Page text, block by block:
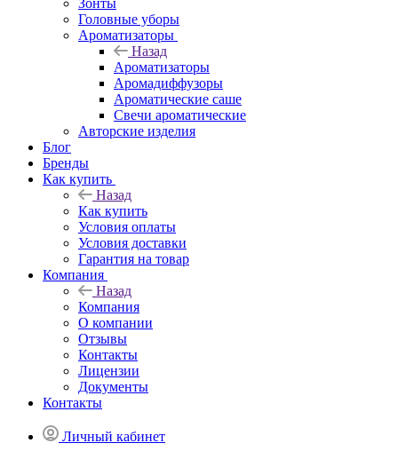
Зонты
Головные уборы
Ароматизаторы
Назад
Ароматизаторы
Аромадиффузоры
Ароматические саше
Свечи ароматические
Авторские изделия
Блог
Бренды
Как купить
Назад
Как купить
Условия оплаты
Условия доставки
Гарантия на товар
Компания
Назад
Компания
О компании
Отзывы
Контакты
Лицензии
Документы
Контакты
Личный кабинет